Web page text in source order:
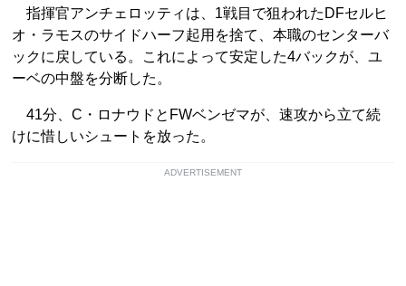
指揮官アンチェロッティは、1戦目で狙われたDFセルヒ
オ・ラモスのサイドハーフ起用を捨て、本職のセンターバ
ックに戻している。これによって安定した4バックが、ユ
ーベの中盤を分断した。
41分、C・ロナウドとFWベンゼマが、速攻から立て続
けに惜しいシュートを放った。
ADVERTISEMENT